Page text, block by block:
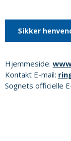
Sikker
Hjemmeside:
Kontakt E-mail:
Sognets officielle